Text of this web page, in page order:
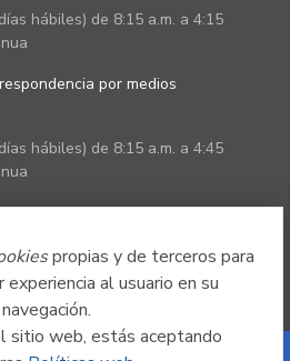
propias y de terceros para
experiencia al usuario en su
navegación.
sitio web, estás aceptando
hábiles) de 8:15 a.m. a 4:15
por medios
hábiles) de 8:15 a.m. a 4:45